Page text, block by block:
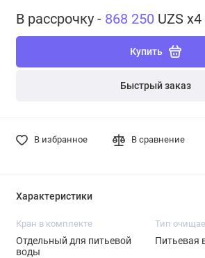
В рассрочку - 868 250 UZS
Купить
Быстрый заказ
В избранное В сравнение
Характеристики
Кран в комплекте
Отдельный для питьевой
воды
Тип
Питьевая